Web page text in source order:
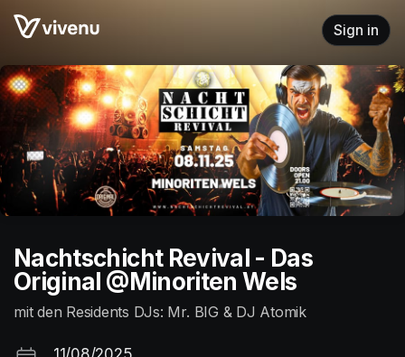
Skip header
Sign in
Nachtschicht Revival - Das
Original @Minoriten Wels
mit den Residents DJs: Mr. BIG & DJ Atomik